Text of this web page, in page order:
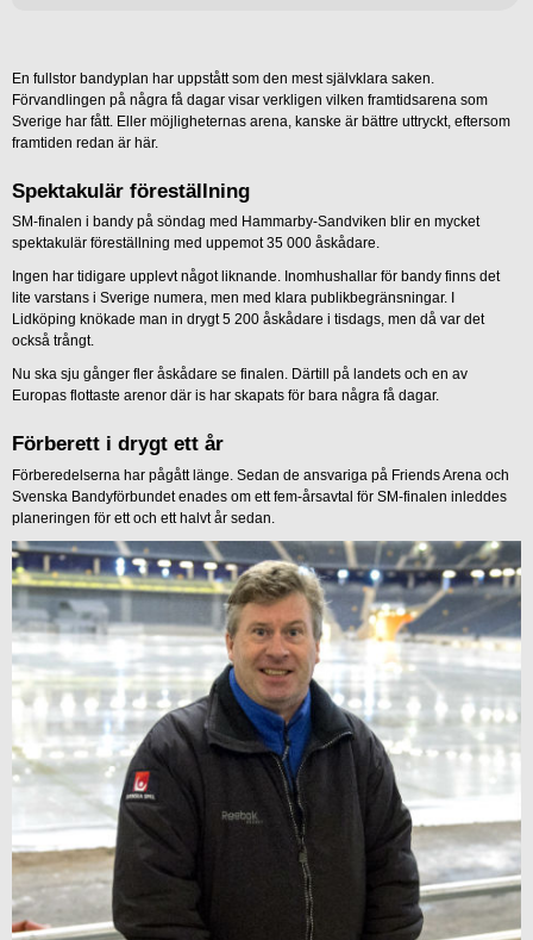
En fullstor bandyplan har uppstått som den mest självklara saken.
Förvandlingen på några få dagar visar verkligen vilken framtidsarena som
Sverige har fått. Eller möjligheternas arena, kanske är bättre uttryckt, eftersom
framtiden redan är här.
Spektakulär föreställning
SM-finalen i bandy på söndag med Hammarby-Sandviken blir en mycket
spektakulär föreställning med uppemot 35 000 åskådare.
Ingen har tidigare upplevt något liknande. Inomhushallar för bandy finns det
lite varstans i Sverige numera, men med klara publikbegränsningar. I
Lidköping knökade man in drygt 5 200 åskådare i tisdags, men då var det
också trångt.
Nu ska sju gånger fler åskådare se finalen. Därtill på landets och en av
Europas flottaste arenor där is har skapats för bara några få dagar.
Förberett i drygt ett år
Förberedelserna har pågått länge. Sedan de ansvariga på Friends Arena och
Svenska Bandyförbundet enades om ett fem-årsavtal för SM-finalen inleddes
planeringen för ett och ett halvt år sedan.